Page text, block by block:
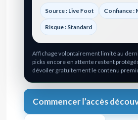
Source : Live Foot Confiance :
Risque : Standard
Affichage volontairement limité au
picks encore en attente restent
dévoiler gratuitement le contenu
Commencer l’accès